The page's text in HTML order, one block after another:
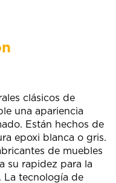
clásicos de
una apariencia
Están hechos de
epoxi blanca o gris.
de muebles
su rapidez para la
La tecnología de